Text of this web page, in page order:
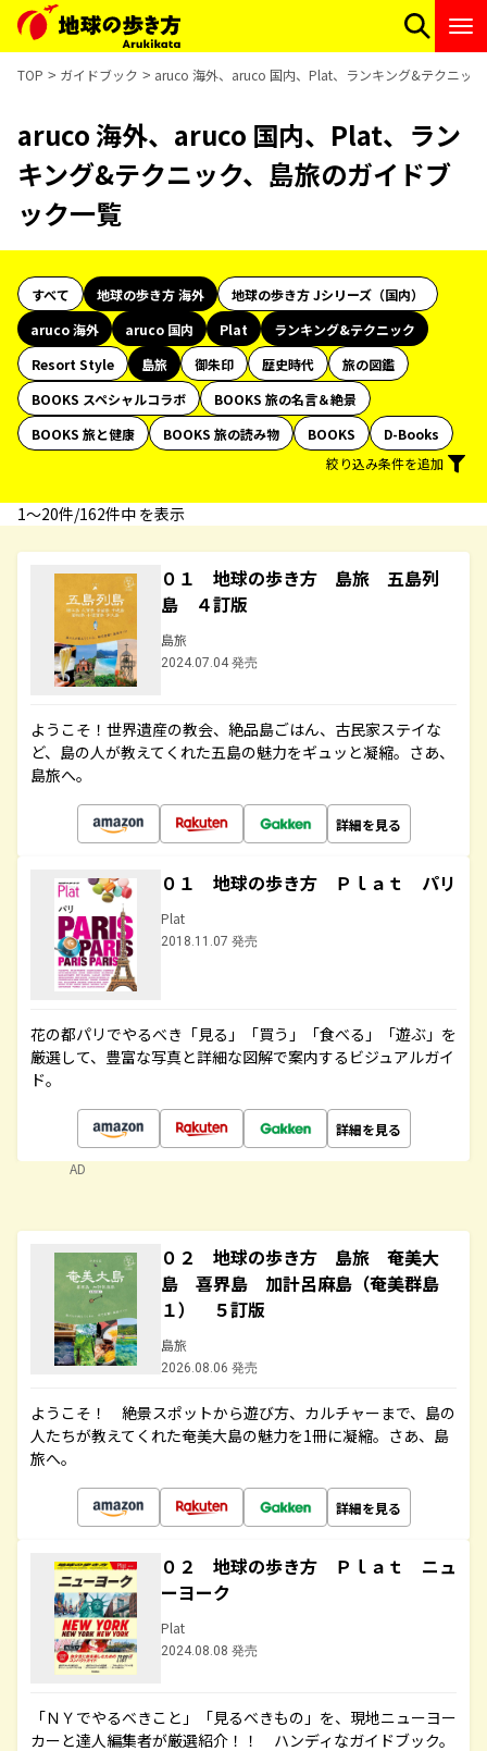
TOP ガイドブック aruco 海外、aruco 国内、Plat、ランキング&テクニッ
aruco 海外、aruco 国内、Plat、ラン
キング&テクニック、島旅のガイドブ
ック一覧
すべて 地球の歩き方 海外
地球の歩き方 Jシリーズ（国内）
aruco 海外
aruco 国内 Plat
ランキング&テクニック
Resort Style
島旅 御朱印 歴史時代
旅の図鑑
BOOKS スペシャルコラボ
BOOKS 旅の名言＆絶景
BOOKS 旅と健康
BOOKS 旅の読み物 BOOKS
D-Books
絞り込み条件を追加
1〜20件/162件中 を表示
０１ 地球の歩き方 島旅 五島列
島 ４訂版
島旅
2024.07.04 発売
ようこそ！世界遺産の教会、絶品島ごはん、古民家ステイな
ど、島の人が教えてくれた五島の魅力をギュッと凝縮。さあ、
島旅へ。
詳細を見る
０１ 地球の歩き方 Ｐｌａｔ パリ
Plat
2018.11.07 発売
花の都パリでやるべき「見る」「買う」「食べる」「遊ぶ」を
厳選して、豊富な写真と詳細な図解で案内するビジュアルガイ
ド。
詳細を見る
AD
０２ 地球の歩き方 島旅 奄美大
島 喜界島 加計呂麻島（奄美群島
１） ５訂版
島旅
2026.08.06 発売
ようこそ！ 絶景スポットから遊び方、カルチャーまで、島の
人たちが教えてくれた奄美大島の魅力を1冊に凝縮。さあ、島
旅へ。
詳細を見る
０２ 地球の歩き方 Ｐｌａｔ ニュ
ーヨーク
Plat
2024.08.08 発売
「ＮＹでやるべきこと」「見るべきもの」を、現地ニューヨー
カーと達人編集者が厳選紹介！！ ハンディなガイドブック。